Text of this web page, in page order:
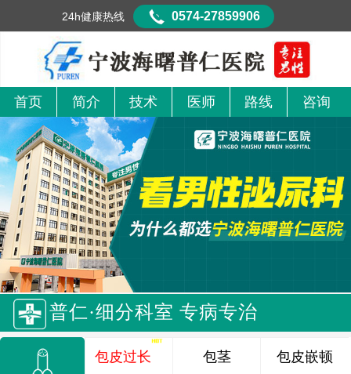
首页 简介 技术 医师 路线 咨询
普仁·细分科室 专病专治
包皮过长 包茎 包皮嵌顿
24h健康热线 0574-27859906